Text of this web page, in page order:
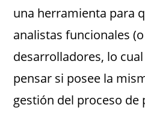
una herramienta para
analistas funcionales
desarrolladores, lo
pensar si posee la
gestión del proceso de